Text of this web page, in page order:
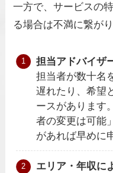
一方で、サービスの
る場合は不満に繋が
担当アドバイザ
担当者が数十名
遅れたり、希望
ースがあります
者の変更は可能
があれば早めに
エリア・年収に